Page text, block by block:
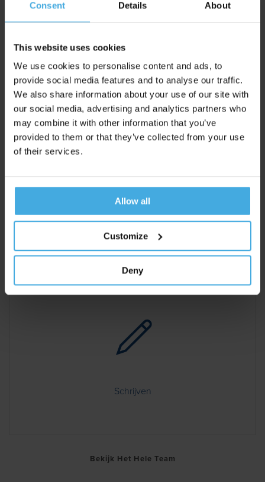
Consent Details About
This website uses cookies
We use cookies to personalise content and ads, to
provide social media features and to analyse our traffic.
We also share information about your use of our site with
our social media, advertising and analytics partners who
may combine it with other information that you’ve
provided to them or that they’ve collected from your use
of their services.
Allow all
Customize
Deny
Impulsief
Ondernemend
Schrijven
Bekijk Het Hele Team